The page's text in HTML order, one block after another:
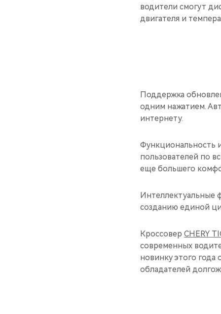
водители смогут
двигателя и
Поддержка
одним нажатием.
интернету.
Функциональность
пользователей по
еще большего
Интеллектуальные
созданию единой
Кроссовер CHERY
современных
новинку этого года
обладателей